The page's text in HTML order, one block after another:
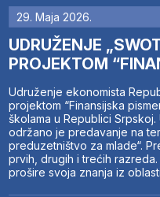
29. Maja 2026.
UDRUŽENJE
PROJEKTOM
Udruženje ekonomista
projektom “Finansijska
školama u Republici
održano je predavanje na
preduzetništvo za mlade“.
prvih, drugih i trećih
prošire svoja znanja iz